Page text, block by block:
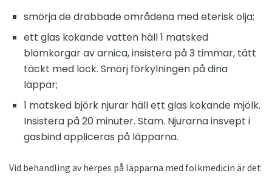
smörja de drabbade områdena med eterisk olja;
ett glas kokande vatten häll 1 matsked
blomkorgar av arnica, insistera på 3 timmar, tätt
täckt med lock. Smörj förkylningen på dina
läppar;
1 matsked björk njurar häll ett glas kokande mjölk.
Insistera på 20 minuter. Stam. Njurarna insvept i
gasbind appliceras på läpparna.
Vid behandling av herpes på läpparna med folkmedicin är det